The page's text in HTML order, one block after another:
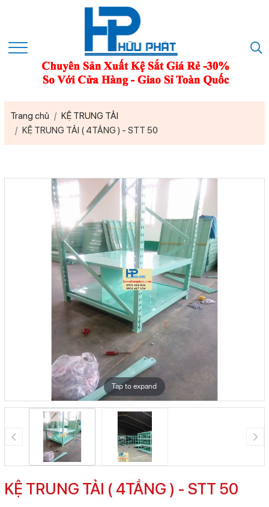
Trang chủ
KỆ TRUNG TẢI
KỆ TRUNG TẢI ( 4TẦNG ) - STT 50
Tap to expand
KỆ TRUNG TẢI ( 4TẦNG ) - STT 50